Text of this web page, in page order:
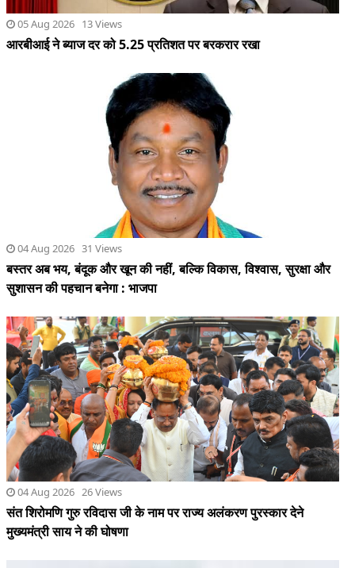
04 Aug 2026 31 Views
बस्तर अब भय, बंदूक और खून की नहीं, बल्कि विकास, विश्वास, सुरक्षा और
सुशासन की पहचान बनेगा : भाजपा
04 Aug 2026 26 Views
संत शिरोमणि गुरु रविदास जी के नाम पर राज्य अलंकरण पुरस्कार देने
मुख्यमंत्री साय ने की घोषणा